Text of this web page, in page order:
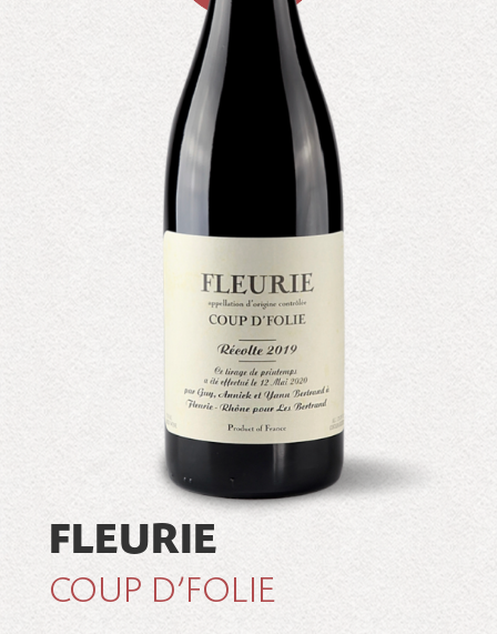
FLEURIE
COUP D’FOLIE